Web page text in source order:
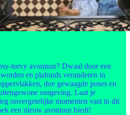
turvy avontuur? Dwaal door een
en plafonds veranderen in
doe gewaagde poses en
omgeving. Laat je
onvergetelijke momenten vast in dit
een nieuw avontuur biedt!